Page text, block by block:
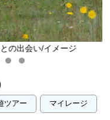
イメージ
ツアー マイレージ